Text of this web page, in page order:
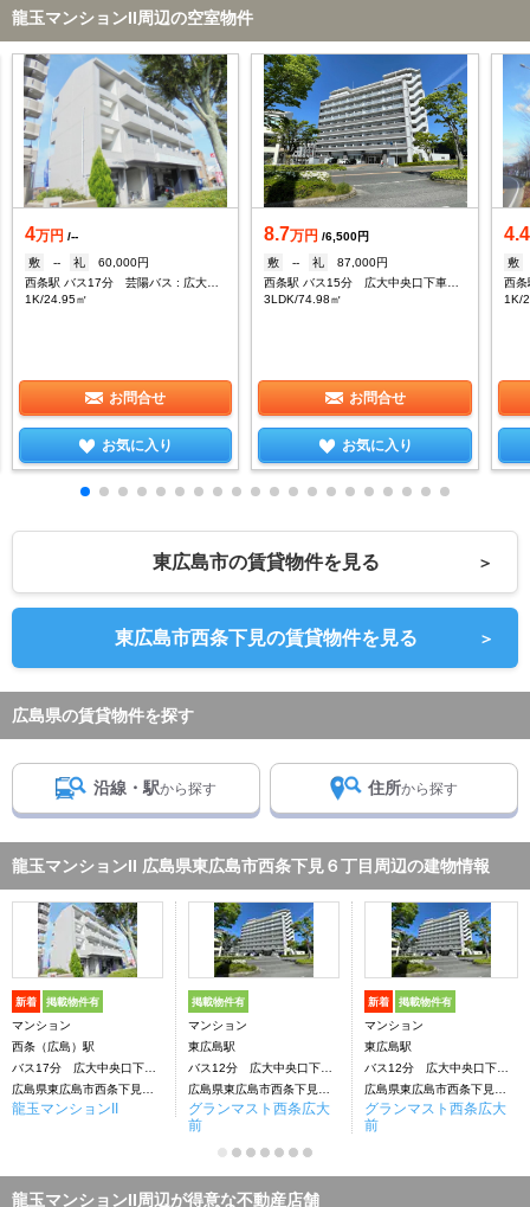
龍玉マンションII周辺の空室物件
4万円 /--
敷
-- 礼
60,000円
西条駅 バス17分 芸陽バス : 広大中央口下車：停歩3分
1K/24.95㎡
お問合せ
お気に入り
8.7万円 /6,500円
敷
-- 礼
87,000円
3LDK/74.98㎡
お問合せ
お気に入り
4.4
敷
1K/
東広島市の賃貸物件を見る ＞
東広島市西条下見の賃貸物件を見る ＞
広島県の賃貸物件を探す
沿線・駅から探す 住所から探す
龍玉マンションII 広島県東広島市西条下見６丁目周辺の建物情報
新着 掲載物件有
マンション
西条（広島）駅
バス17分 広大中央口下車：停歩3分
龍玉マンションII
掲載物件有
マンション
東広島駅
バス12分 広大中央口下車：停歩6分
グランマスト西条広大
前
新着 掲載物件有
マンション
東広島駅
バス12分 広大中央口下車：停歩6分
グランマスト西条広大
前
龍玉マンションII周辺が得意な不動産店舗